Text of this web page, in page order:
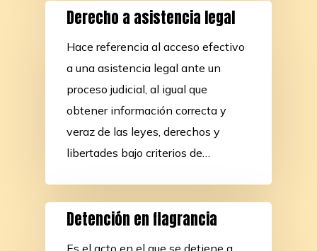
Derecho a asistencia legal
Hace referencia al acceso efectivo
a una asistencia legal ante un
proceso judicial, al igual que
obtener información correcta y
veraz de las leyes, derechos y
libertades bajo criterios de…
Detención en flagrancia
Es el acto en el que se detiene a